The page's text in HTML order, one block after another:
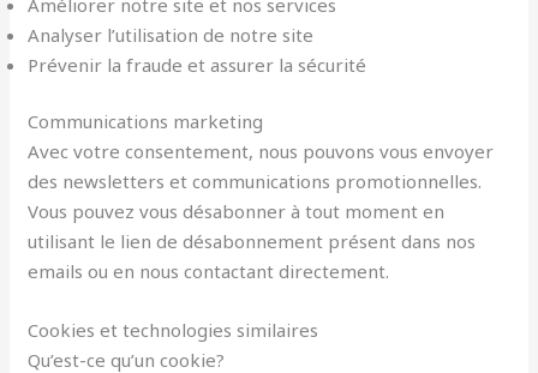
Analyser l’utilisation de notre site
Prévenir la fraude et assurer la sécurité
Communications marketing
Avec votre consentement, nous pouvons vous envoyer
des newsletters et communications promotionnelles.
Vous pouvez vous désabonner à tout moment en
utilisant le lien de désabonnement présent dans nos
emails ou en nous contactant directement.
Cookies et technologies similaires
Qu’est-ce qu’un cookie?